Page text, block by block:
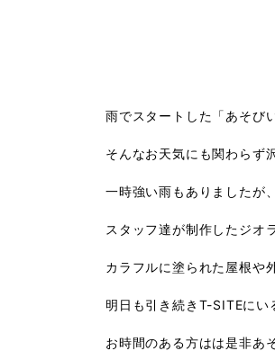
雨でスタートした「あそび
そんなお天気にも関わらず
一時強い雨もありましたが
スタッフ達が制作したジオ
カラフルに塗られた屋根や
明日も引き続きT-SITEにい
お時間のある方はは是非あ